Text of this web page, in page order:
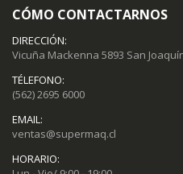
CÓMO CONTACTARNOS
DIRECCIÓN:
Vicuña Mackenna 5893 San
TÉLEFONO:
(562) 2695 6000
EMAIL:
ventas@supermaq.cl
HORARIO: